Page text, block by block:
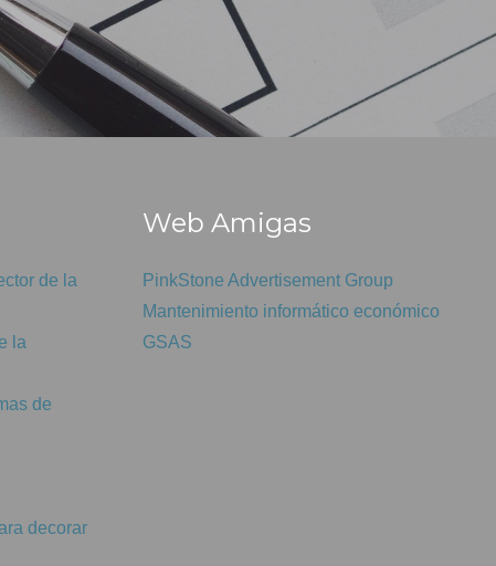
de la
la
de
decorar
Web Amigas
PinkStone Advertisement Group
Mantenimiento informático económico
GSAS